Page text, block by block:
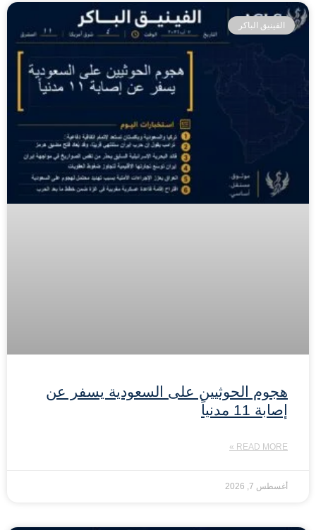
الفينيق الباكر
هجوم الحوثيين على السعودية يسفر عن
إصابة 11 مدنياً
READ MORE »
أغسطس 7, 2026